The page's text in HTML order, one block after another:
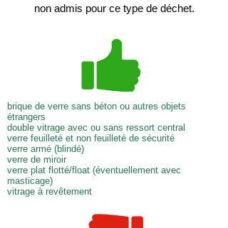
non admis pour ce type de déchet.
brique de verre sans béton ou autres objets
étrangers
double vitrage avec ou sans ressort central
verre feuilleté et non feuilleté de sécurité
verre armé (blindé)
verre de miroir
verre plat flotté/float (éventuellement avec
masticage)
vitrage à revêtement